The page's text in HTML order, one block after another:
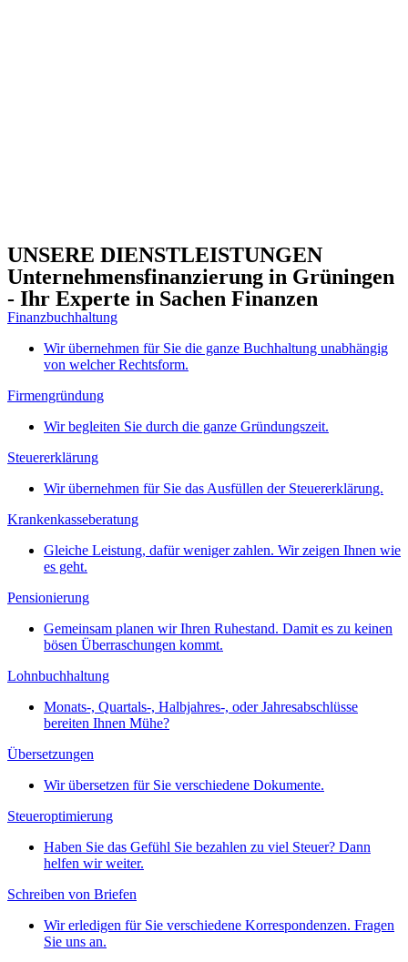
UNSERE DIENSTLEISTUNGEN
Unternehmensfinanzierung in Grüningen
- Ihr Experte in Sachen Finanzen
Finanzbuchhaltung
Wir übernehmen für Sie die ganze Buchhaltung unabhängig
von welcher Rechtsform.
Firmengründung
Wir begleiten Sie durch die ganze Gründungszeit.
Steuererklärung
Wir übernehmen für Sie das Ausfüllen der Steuererklärung.
Krankenkasseberatung
Gleiche Leistung, dafür weniger zahlen. Wir zeigen Ihnen wie
es geht.
Pensionierung
Gemeinsam planen wir Ihren Ruhestand. Damit es zu keinen
bösen Überraschungen kommt.
Lohnbuchhaltung
Monats-, Quartals-, Halbjahres-, oder Jahresabschlüsse
bereiten Ihnen Mühe?
Übersetzungen
Wir übersetzen für Sie verschiedene Dokumente.
Steueroptimierung
Haben Sie das Gefühl Sie bezahlen zu viel Steuer? Dann
helfen wir weiter.
Schreiben von Briefen
Wir erledigen für Sie verschiedene Korrespondenzen. Fragen
Sie uns an.